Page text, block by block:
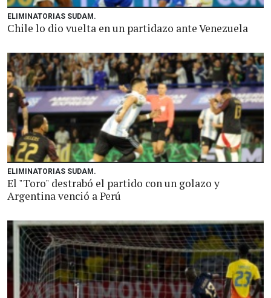
ELIMINATORIAS SUDAM.
Chile lo dio vuelta en un partidazo ante Venezuela
ELIMINATORIAS SUDAM.
El "Toro" destrabó el partido con un golazo y
Argentina venció a Perú